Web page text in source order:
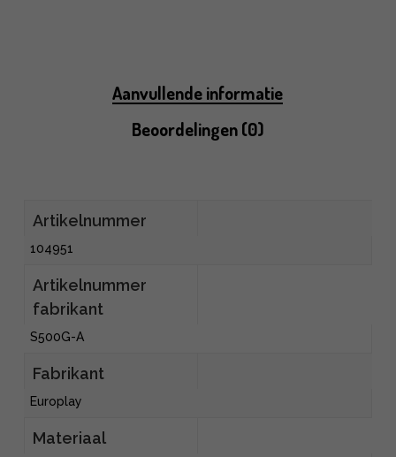
Aanvullende informatie
Beoordelingen (0)
Artikelnummer
104951
Artikelnummer
fabrikant
S500G-A
Fabrikant
Europlay
Materiaal